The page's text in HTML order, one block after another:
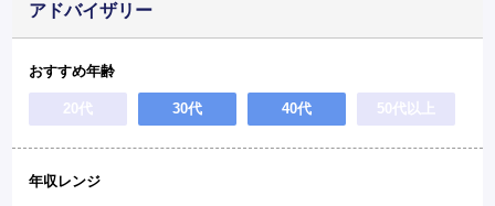
アドバイザリー
おすすめ年齢
20代 30代 40代 50代以上
年収レンジ